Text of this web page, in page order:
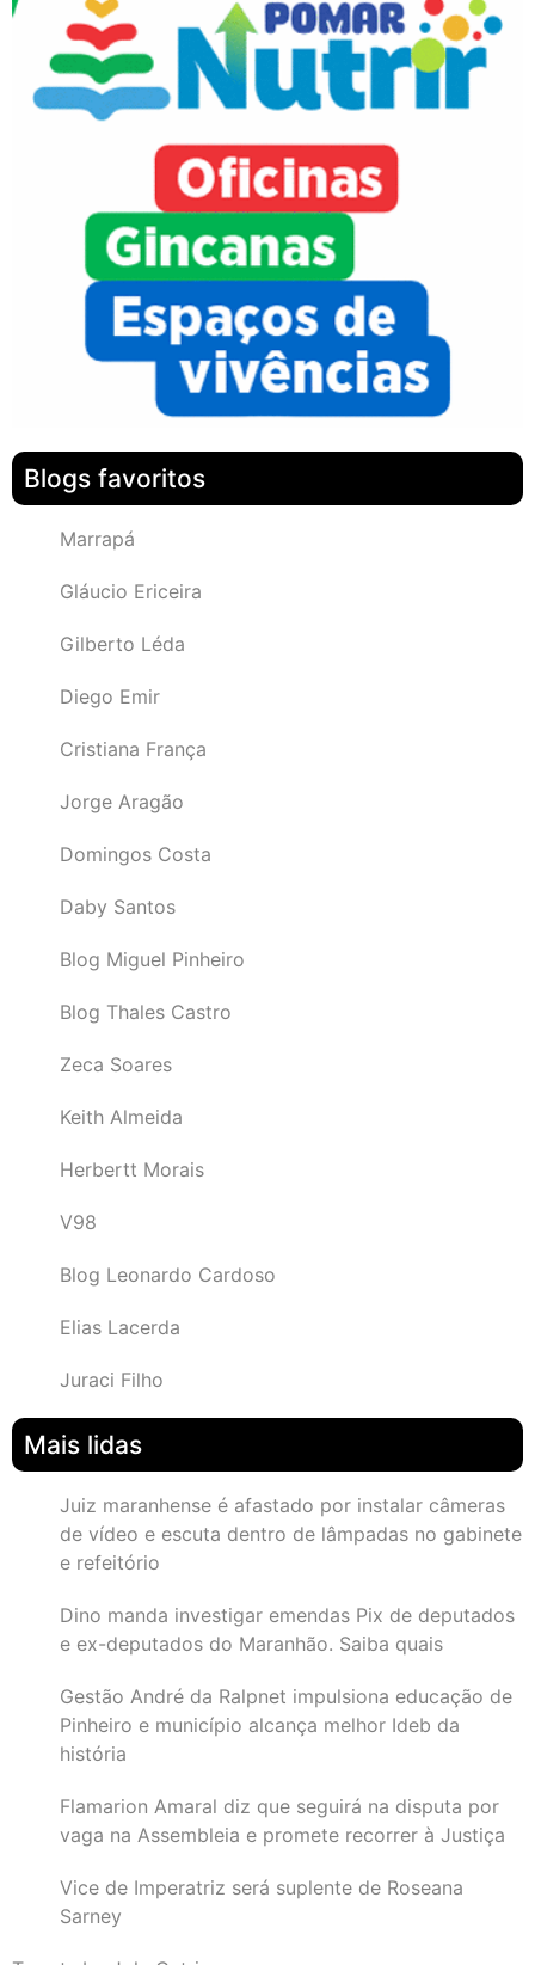
Blogs favoritos
Marrapá
Gláucio Ericeira
Gilberto Léda
Diego Emir
Cristiana França
Jorge Aragão
Domingos Costa
Daby Santos
Blog Miguel Pinheiro
Blog Thales Castro
Zeca Soares
Keith Almeida
Herbertt Morais
V98
Blog Leonardo Cardoso
Elias Lacerda
Juraci Filho
Mais lidas
Juiz maranhense é afastado por instalar câmeras
de vídeo e escuta dentro de lâmpadas no gabinete
e refeitório
Dino manda investigar emendas Pix de deputados
e ex-deputados do Maranhão. Saiba quais
Gestão André da Ralpnet impulsiona educação de
Pinheiro e município alcança melhor Ideb da
história
Flamarion Amaral diz que seguirá na disputa por
vaga na Assembleia e promete recorrer à Justiça
Vice de Imperatriz será suplente de Roseana
Sarney